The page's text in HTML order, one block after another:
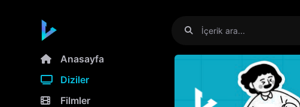
Anasayfa
Diziler
Filmler